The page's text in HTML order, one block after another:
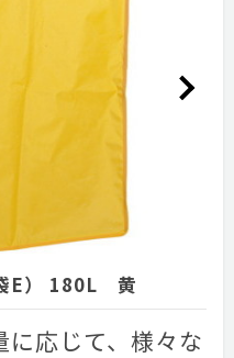
E） 180L 黄
応じて、様々な